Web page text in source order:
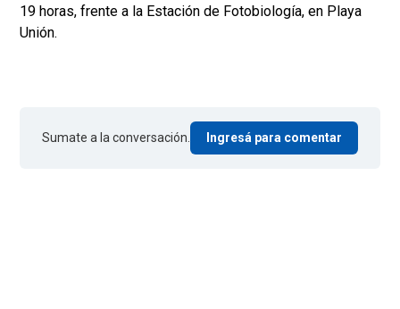
19 horas, frente a la Estación de Fotobiología, en Playa
Unión.
Sumate a la conversación. Ingresá para comentar